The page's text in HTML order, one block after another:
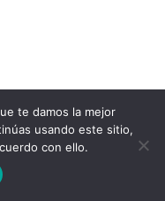
te damos la mejor
usando este sitio,
con ello.